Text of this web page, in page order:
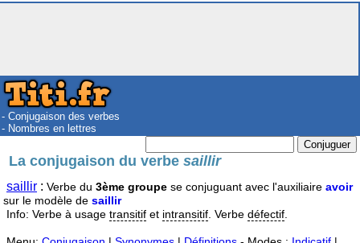
- Conjugaison des verbes
- Nombres en lettres
La conjugaison du verbesaillir
saillir : Verbe du 3ème groupe se conjuguant avec l'auxiliaire avoir
sur le modèle de saillir
Info: Verbe à usage transitif et intransitif . Verbe défectif